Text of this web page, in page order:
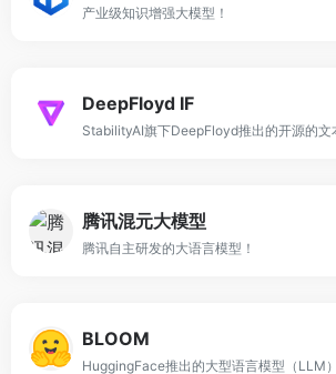
产业级知识增强大模型！
DeepFloyd IF
StabilityAI旗下DeepFloyd推出的开源的文
腾讯混元大模型
腾讯自主研发的大语言模型！
BLOOM
HuggingFace推出的大型语言模型（LLM）